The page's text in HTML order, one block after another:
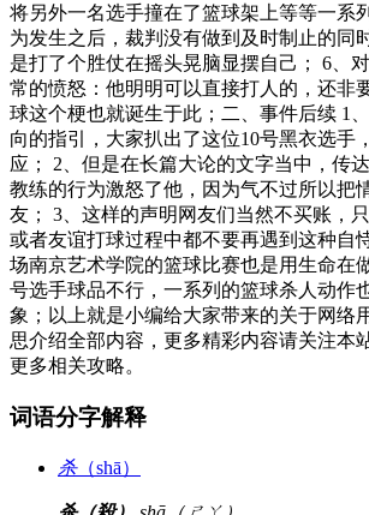
将另外一名选手撞在了篮球架上等等一系
为发生之后，裁判没有做到及时制止的同
是打了个胜仗在摇头晃脑显摆自己； 6、
常的愤怒：他明明可以直接打人的，还非
球这个梗也就诞生于此；二、事件后续 1
向的指引，大家扒出了这位10号黑衣选手
应； 2、但是在长篇大论的文字当中，传
教练的行为激怒了他，因为气不过所以把
友； 3、这样的声明网友们当然不买账，
或者友谊打球过程中都不要再遇到这种自
场南京艺术学院的篮球比赛也是用生命在
号选手球品不行，一系列的篮球杀人动作
象；以上就是小编给大家带来的关于网络
思介绍全部内容，更多精彩内容请关注本
更多相关攻略。
词语分字解释
杀（shā）